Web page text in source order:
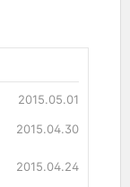
2015.05.01
2015.04.30
2015.04.24